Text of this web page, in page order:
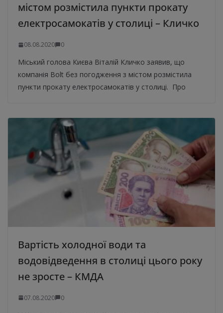
містом розмістила пункти прокату
електросамокатів у столиці – Кличко
08.08.2020 0
Міський голова Києва Віталій Кличко заявив, що
компанія Bolt без погодження з містом розмістила
пункти прокату електросамокатів у столиці. Про
Вартість холодної води та
водовідведення в столиці цього року
не зросте – КМДА
07.08.2020 0